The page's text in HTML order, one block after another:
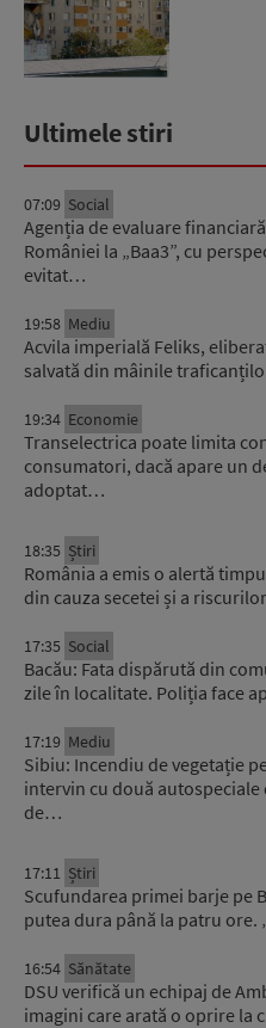
Ultimele stiri
07:09 Social
Agenția de evaluare
României la „Baa3”, cu
evitat…
19:58 Mediu
Acvila imperială Feliks,
salvată din mâinile
19:34 Economie
Transelectrica poate limita
consumatori, dacă apare un
adoptat…
18:35 Știri
România a emis o alertă
din cauza secetei și a
17:35 Social
Bacău: Fata dispărută din
zile în localitate. Poliția face
17:19 Mediu
Sibiu: Incendiu de vegetație
intervin cu două
de…
17:11 Știri
Scufundarea primei barje pe
putea dura până la patru ore.
16:54 Sănătate
DSU verifică un echipaj de
imagini care arată o oprire